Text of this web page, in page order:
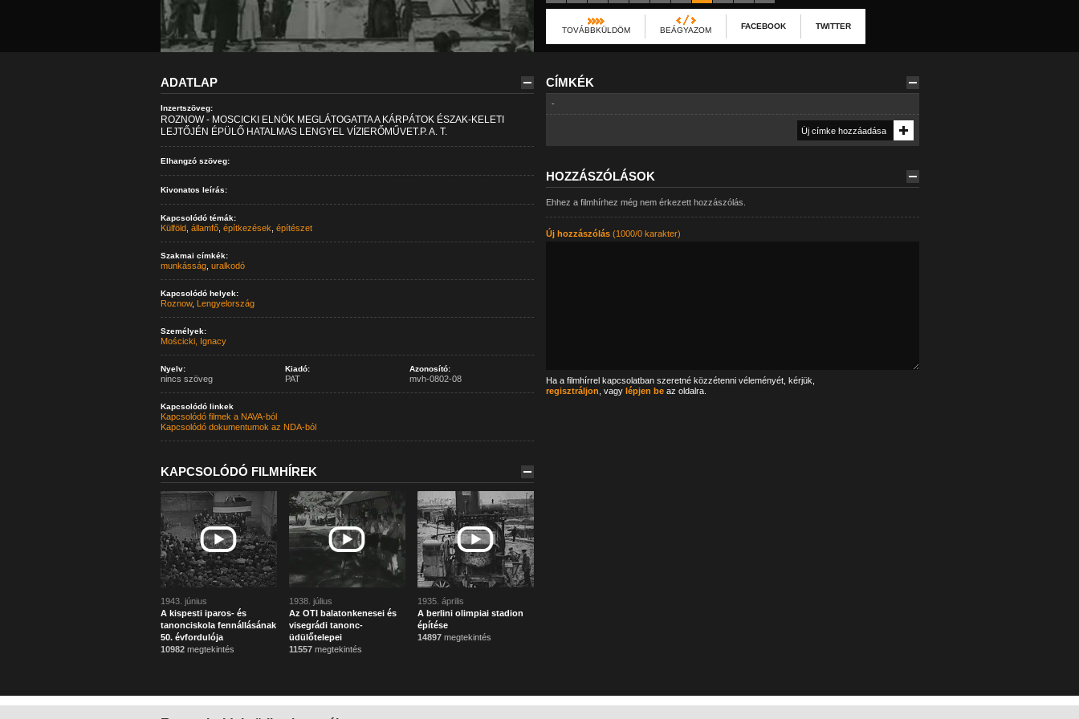
TOVÁBBKÜLDÖM BEÁGYAZOM FACEBOOK TWITTER
ADATLAP
Inzertszöveg:
ROZNOW - MOSCICKI ELNÖK MEGLÁTOGATTA A KÁRPÁTOK ÉSZAK-KELETI
LEJTŐJÉN ÉPÜLŐ HATALMAS LENGYEL VÍZIERŐMŰVET.P. A. T.
Elhangzó szöveg:
Kivonatos leírás:
Kapcsolódó témák:
Külföld, államfő, építkezések építészet
Szakmai címkék:
munkásság, uralkodó
Kapcsolódó helyek:
Roznow, Lengyelország
Személyek:
Mościcki, Ignacy
Nyelv:
nincs szöveg
Kiadó:
PAT
Azonosító:
mvh-0802-08
Kapcsolódó linkek
Kapcsolódó filmek a NAVA-ból
Kapcsolódó dokumentumok az NDA-ból
KAPCSOLÓDÓ FILMHÍREK
1943. június
A kispesti iparos- és
tanonciskola fennállásának
50. évfordulója
10982megtekintés
1938. július
Az OTI balatonkenesei és
visegrádi tanonc-
üdülőtelepei
11557megtekintés
1935. április
A berlini olimpiai stadion
építése
14897megtekintés
CÍMKÉK
-
HOZZÁSZÓLÁSOK
Ehhez a filmhírhez még nem érkezett hozzászólás.
Új hozzászólás(1000/0 karakter)
Ha a filmhírrel kapcsolatban szeretné közzétenni véleményét, kérjük,
regisztráljon , vagy lépjen beaz oldalra.